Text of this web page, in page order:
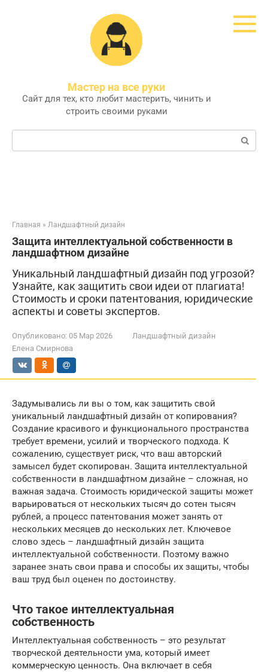
Мастер на все руки
Сайт для тех, кто любит мастерить, чинить и
строить своими руками
Поиск:
Главная » Ландшафтный дизайн
Защита интеллектуальной собственности в
ландшафтном дизайне
Уникальный ландшафтный дизайн под угрозой?
Узнайте, как защитить свои идеи от плагиата!
Стоимость и сроки патентования, юридические
аспекты и советы экспертов.
Опубликовано: 05 Мар 2026
Ландшафтный дизайн
Елена Смирнова
Задумывались ли вы о том, как защитить свой
уникальный ландшафтный дизайн от копирования?
Создание красивого и функционального пространства
требует времени, усилий и творческого подхода. К
сожалению, существует риск, что ваш авторский
замысел будет скопирован. Защита интеллектуальной
собственности в ландшафтном дизайне – сложная, но
важная задача. Стоимость юридической защиты может
варьироваться от нескольких тысяч до сотен тысяч
рублей, а процесс патентования может занять от
нескольких месяцев до нескольких лет. Ключевое
слово здесь – ландшафтный дизайн защита
интеллектуальной собственности. Поэтому важно
заранее знать свои права и способы их защиты, чтобы
ваш труд был оценен по достоинству.
Что такое интеллектуальная
собственность
Интеллектуальная собственность – это результат
творческой деятельности ума, который имеет
коммерческую ценность. Она включает в себя